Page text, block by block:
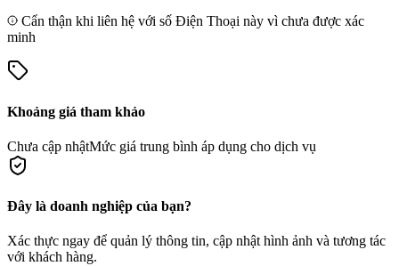
Cẩn thận khi liên hệ với số Điện Thoại này vì chưa được xác
minh
Khoảng giá tham khảo
Chưa cập nhậtMức giá trung bình áp dụng cho dịch vụ
Đây là doanh nghiệp của bạn?
Xác thực ngay để quản lý thông tin, cập nhật hình ảnh và tương tác
với khách hàng.